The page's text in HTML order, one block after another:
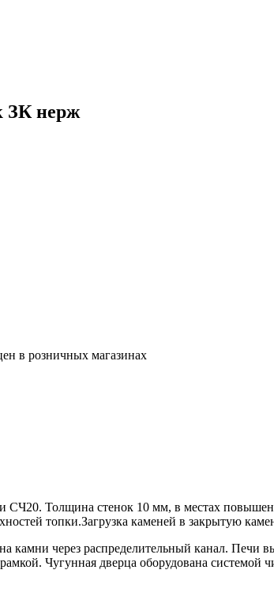
ЗК нерж
в розничных магазинах
СЧ20. Толщина стенок 10 мм, в местах
топки.Загрузка каменей в закрытую
камни через распределительный канал. Печи
Чугунная дверца оборудована системой